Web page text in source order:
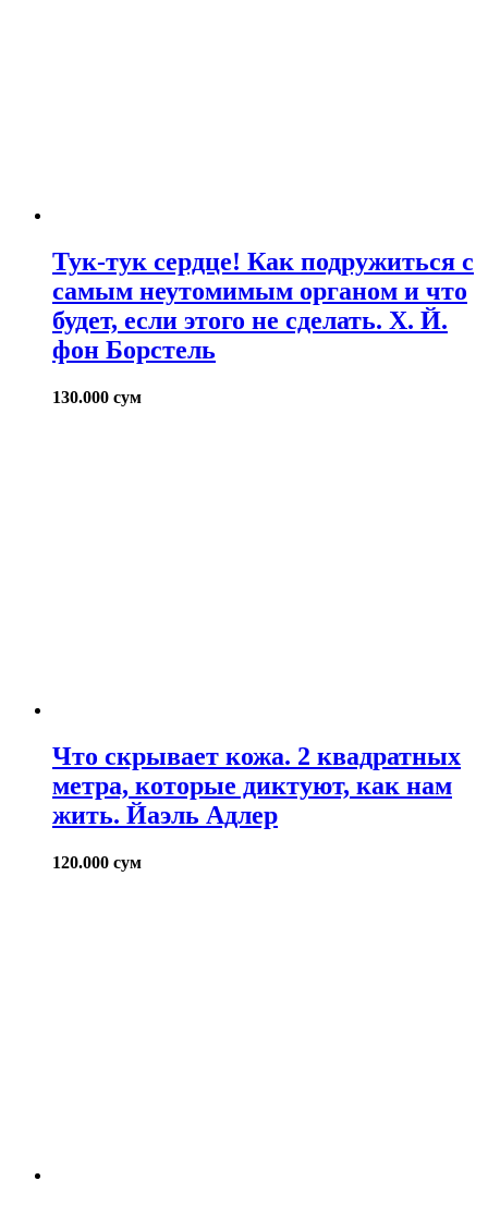
Тук-тук сердце! Как подружиться с
самым неутомимым органом и что
будет, если этого не сделать. Х. Й.
фон Борстель
130.000 сум
Что скрывает кожа. 2 квадратных
метра, которые диктуют, как нам
жить. Йаэль Адлер
120.000 сум